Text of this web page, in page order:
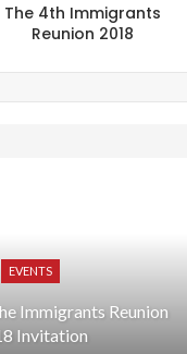
The 4th Immigrants
Reunion 2018
EVENTS
Immigrants Reunion
Invitation